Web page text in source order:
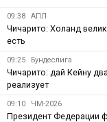
09:38 АПЛ
Чичарито: Холанд
есть
09:25 Бундеслига
Чичарито: дай Кейну
реализует
09:10 ЧМ-2026
Президент Федерации